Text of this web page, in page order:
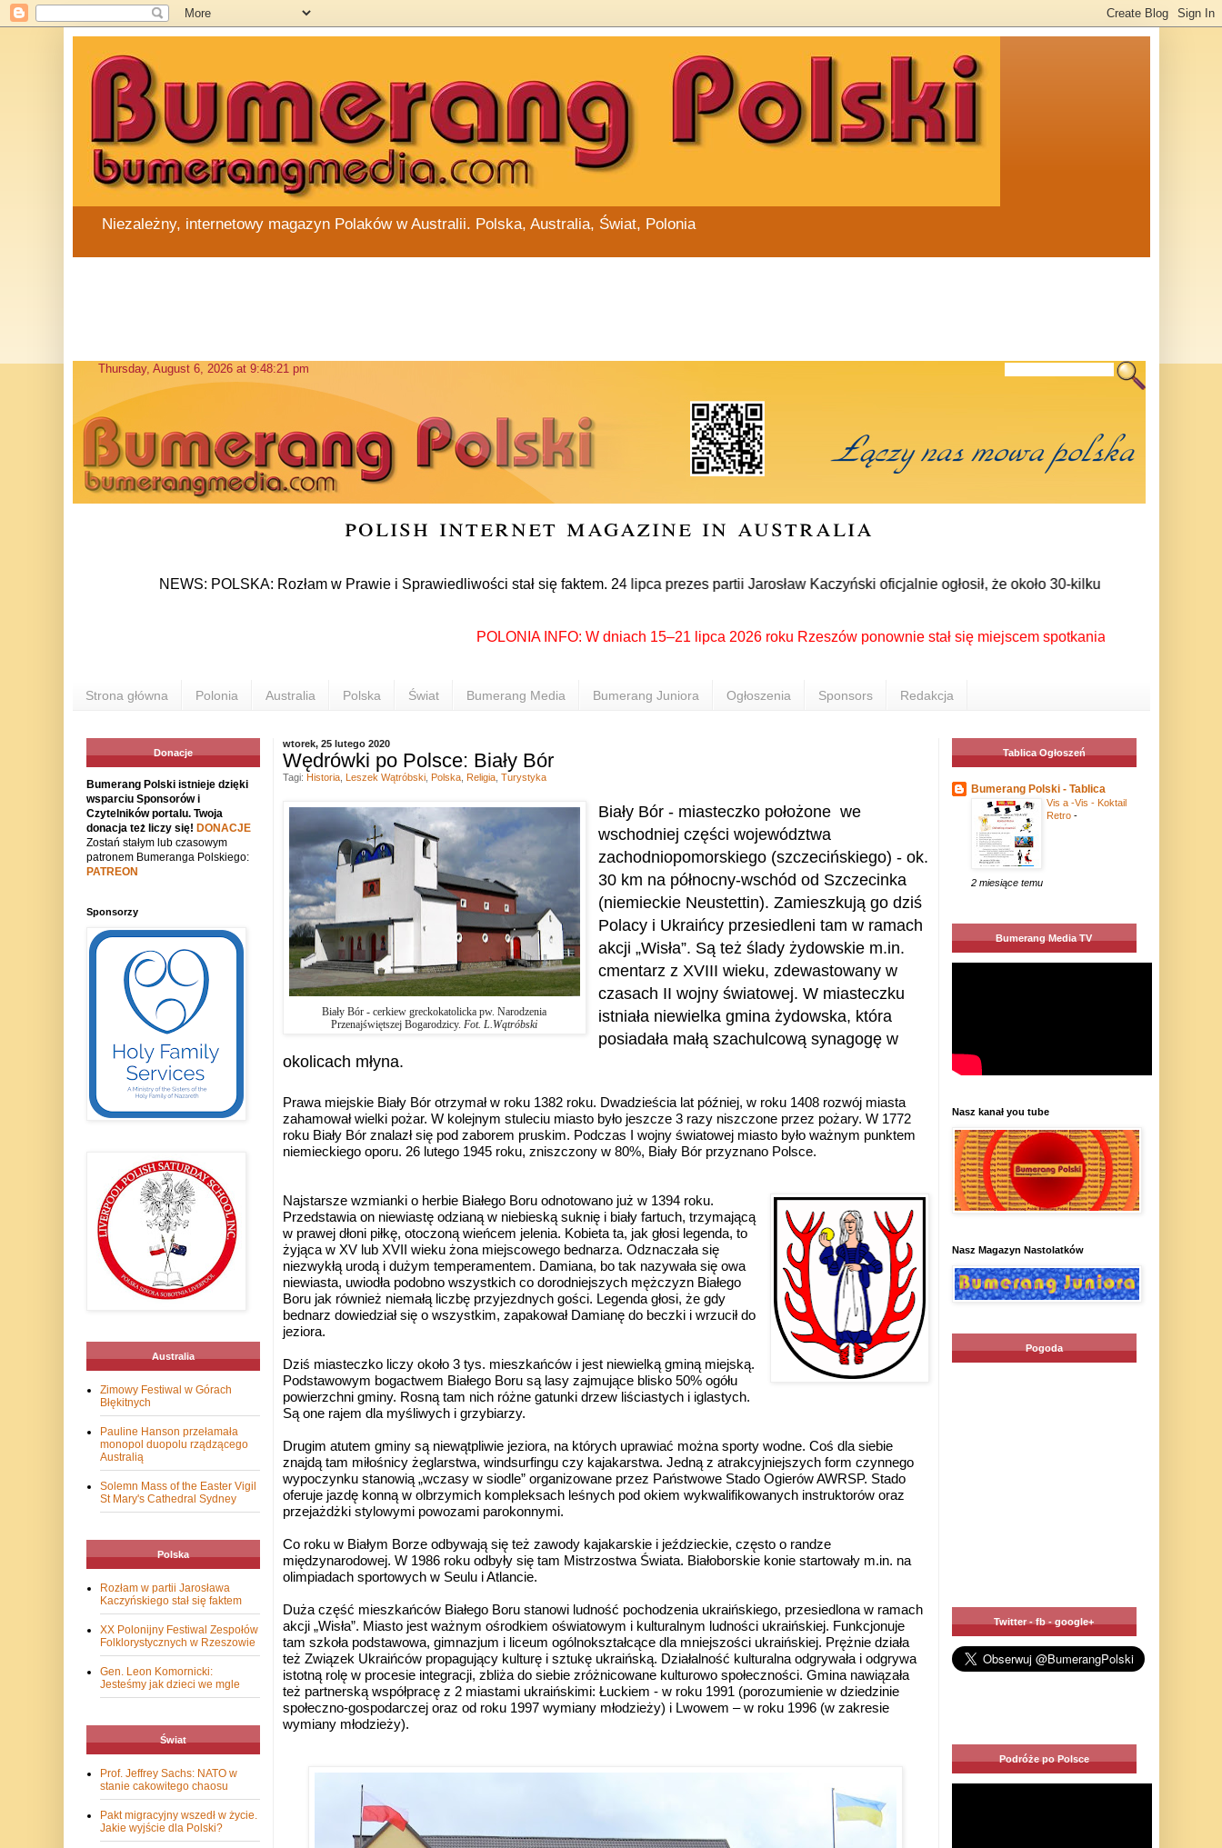
Niezależny, internetowy magazyn Polaków w Australii. Polska, Australia, Świat, Polonia
polish internet magazine in australia
NEWS: POLSKA: Rozłam w Prawie i Sprawiedliwości stał się faktem. 24 lipca prezes partii Jarosław Kaczyński oficjalnie ogłosił, że około 30-kilku posłów
POLONIA INFO: W dniach 15–21 lipca 2026 roku Rzeszów ponownie stał się miejscem spotkania Polonii z całego
Strona główna Polonia Australia Polska Świat Bumerang Media Bumerang Juniora Ogłoszenia Sponsors Redakcja
wtorek, 25 lutego 2020
Wędrówki po Polsce: Biały Bór
Biały Bór - cerkiew greckokatolicka pw. Narodzenia
Przenajświętszej Bogarodzicy. Fot. L.Wątróbski
Biały Bór - miasteczko położone we
wschodniej części województwa
zachodniopomorskiego (szczecińskiego) - ok.
30 km na północny-wschód od Szczecinka
(niemieckie Neustettin). Zamieszkują go dziś
Polacy i Ukraińcy przesiedleni tam w ramach
akcji „Wisła”. Są też ślady żydowskie m.in.
cmentarz z XVIII wieku, zdewastowany w
czasach II wojny światowej. W miasteczku
istniała niewielka gmina żydowska, która
posiadała małą szachulcową synagogę w
okolicach młyna.
Prawa miejskie Biały Bór otrzymał w roku 1382 roku. Dwadzieścia lat później, w roku 1408 rozwój miasta
zahamował wielki pożar. W kolejnym stuleciu miasto było jeszcze 3 razy niszczone przez pożary. W 1772
roku Biały Bór znalazł się pod zaborem pruskim. Podczas I wojny światowej miasto było ważnym punktem
niemieckiego oporu. 26 lutego 1945 roku, zniszczony w 80%, Biały Bór przyznano Polsce.
Najstarsze wzmianki o herbie Białego Boru odnotowano już w 1394 roku.
Przedstawia on niewiastę odzianą w niebieską suknię i biały fartuch, trzymającą
w prawej dłoni piłkę, otoczoną wieńcem jelenia. Kobieta ta, jak głosi legenda, to
żyjąca w XV lub XVII wieku żona miejscowego bednarza. Odznaczała się
niezwykłą urodą i dużym temperamentem. Damiana, bo tak nazywała się owa
niewiasta, uwiodła podobno wszystkich co dorodniejszych mężczyzn Białego
Boru jak również niemałą liczbę przyjezdnych gości. Legenda głosi, że gdy
bednarz dowiedział się o wszystkim, zapakował Damianę do beczki i wrzucił do
jeziora.
Dziś miasteczko liczy około 3 tys. mieszkańców i jest niewielką gminą miejską.
Podstawowym bogactwem Białego Boru są lasy zajmujące blisko 50% ogółu
powierzchni gminy. Rosną tam nich różne gatunki drzew liściastych i iglastych.
Są one rajem dla myśliwych i grzybiarzy.
Drugim atutem gminy są niewątpliwie jeziora, na których uprawiać można sporty wodne. Coś dla siebie
znajdą tam miłośnicy żeglarstwa, windsurfingu czy kajakarstwa. Jedną z atrakcyjniejszych form czynnego
wypoczynku stanowią „wczasy w siodle” organizowane przez Państwowe Stado Ogierów AWRSP. Stado
oferuje jazdę konną w olbrzymich kompleksach leśnych pod okiem wykwalifikowanych instruktorów oraz
przejażdżki stylowymi powozami parokonnymi.
Co roku w Białym Borze odbywają się też zawody kajakarskie i jeździeckie, często o randze
międzynarodowej. W 1986 roku odbyły się tam Mistrzostwa Świata. Białoborskie konie startowały m.in. na
olimpiadach sportowych w Seulu i Atlancie.
Dużaczęść mieszkańców Białego Boru stanowi ludność pochodzenia ukraińskiego, przesiedlona w ramach
akcji „Wisła”. Miasto jest ważnym ośrodkiem oświatowym i kulturalnym ludności ukraińskiej. Funkcjonuje
tam szkoła podstawowa, gimnazjum i liceum ogólnokształcące dla mniejszości ukraińskiej. Prężnie działa
też Związek Ukraińców propagujący kulturę i sztukę ukraińską. Działalność kulturalna odgrywała i odgrywa
istotną rolę w procesie integracji, zbliża do siebie zróżnicowane kulturowo społeczności. Gmina nawiązała
też partnerską współpracę z 2 miastami ukraińskimi: Łuckiem - w roku 1991 (porozumienie w dziedzinie
społeczno-gospodarczej oraz od roku 1997 wymiany młodzieży) i Lwowem – w roku 1996 (w zakresie
wymiany młodzieży).
Tagi: Historia, Leszek Wątróbski, Polska, Religia, Turystyka
Donacje
Bumerang Polski istnieje dzięki
wsparciu Sponsorów i
Czytelników portalu. Twoja
donacja też liczy się! DONACJE
Zostań stałym lub czasowym
patronem Bumeranga Polskiego:
PATREON
Sponsorzy
Australia
Zimowy Festiwal w Górach
Błękitnych
Pauline Hanson przełamała
monopol duopolu rządzącego
Australią
Solemn Mass of the Easter Vigil
St Mary's Cathedral Sydney
Polska
Rozłam w partii Jarosława
Kaczyńskiego stał się faktem
XX Polonijny Festiwal Zespołów
Folklorystycznych w Rzeszowie
Gen. Leon Komornicki:
Jesteśmy jak dzieci we mgle
Świat
Prof. Jeffrey Sachs: NATO w
stanie cakowitego chaosu
Pakt migracyjny wszedł w życie.
Jakie wyjście dla Polski?
Tablica Ogłoszeń
Bumerang Polski - Tablica
Vis a -Vis - Koktail
Retro -
2 miesiące temu
Bumerang Media TV
Nasz kanał you tube
Nasz Magazyn Nastolatków
Pogoda
Twitter - fb - google+
Podróże po Polsce